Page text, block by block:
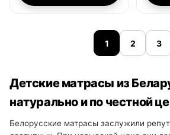
1 2 3
Детские матрасы из
натурально и по честной
Белорусские матрасы заслужили